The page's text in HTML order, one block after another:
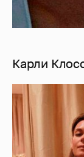
Карли